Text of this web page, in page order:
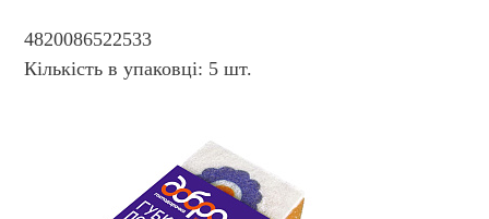
4820086522533
Кількість в упаковці: 5 шт.